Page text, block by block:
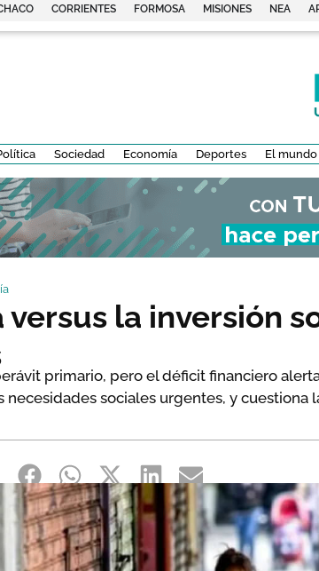
CORRIENTES FORMOSA MISIONES NEA
Sociedad Economía Deportes El mundo
versus la inversión
primario, pero el déficit financiero
necesidades sociales urgentes, y